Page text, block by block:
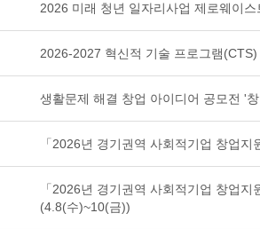
2026 미래 청년 일자리사업 제로웨이
2026-2027 혁신적 기술 프로그램
생활문제 해결 창업 아이디어 공모전 '
「2026년 경기권역 사회적기업 창업
「2026년 경기권역 사회적기업 창업
(4.8(수)~10(금))